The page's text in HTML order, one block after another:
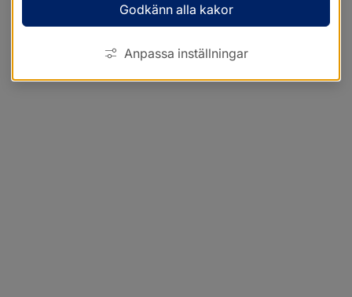
Godkänn alla kakor
Anpassa inställningar